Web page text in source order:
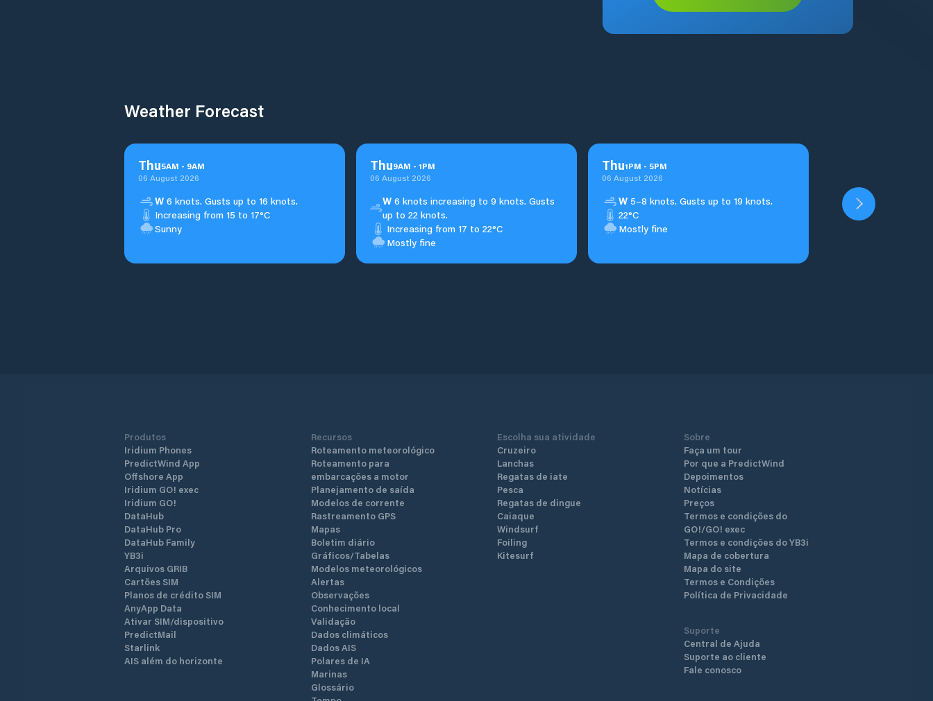
Weather Forecast
Thu5AM - 9AM
06 August 2026
W 6 knots. Gusts up to 16 knots.
Increasing from 15 to 17°C
Sunny
Thu9AM - 1PM
06 August 2026
W 6 knots increasing to 9 knots. Gusts
up to 22 knots.
Increasing from 17 to 22°C
Mostly fine
Thu1PM - 5PM
06 August 2026
W 5–8 knots. Gusts up to 19 knots.
22°C
Mostly fine
Produtos
Iridium Phones
PredictWind App
Offshore App
Iridium GO! exec
Iridium GO!
DataHub
DataHub Pro
DataHub Family
YB3i
Arquivos GRIB
Cartões SIM
Planos de crédito SIM
AnyApp Data
Ativar SIM/dispositivo
PredictMail
Starlink
AIS além do horizonte
Recursos
Roteamento meteorológico
Roteamento para
embarcações a motor
Planejamento de saída
Modelos de corrente
Rastreamento GPS
Mapas
Boletim diário
Gráficos/Tabelas
Modelos meteorológicos
Alertas
Observações
Conhecimento local
Validação
Dados climáticos
Dados AIS
Polares de IA
Marinas
Glossário
Escolha sua atividade
Cruzeiro
Lanchas
Regatas de iate
Pesca
Regatas de dingue
Caiaque
Windsurf
Foiling
Kitesurf
Sobre
Faça um tour
Por que a PredictWind
Depoimentos
Notícias
Preços
Termos e condições do
GO!/GO! exec
Termos e condições do YB3i
Mapa de cobertura
Mapa do site
Termos e Condições
Política de Privacidade
Suporte
Central de Ajuda
Suporte ao cliente
Fale conosco